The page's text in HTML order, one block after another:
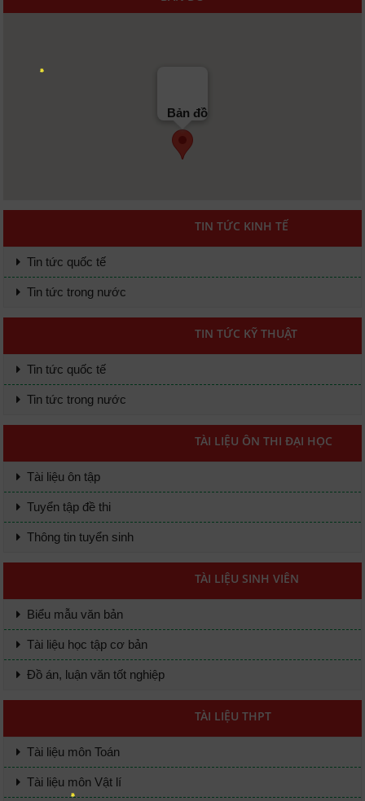
Bản đồ
TIN TỨC KINH TẾ
Tin tức quốc tế
Tin tức trong nước
TIN TỨC KỸ THUẬT
Tin tức quốc tế
Tin tức trong nước
TÀI LIỆU ÔN THI ĐẠI HỌC
Tài liệu ôn tập
Tuyển tập đề thi
Thông tin tuyển sinh
TÀI LIỆU SINH VIÊN
Biểu mẫu văn bản
Tài liệu học tập cơ bản
Đồ án, luận văn tốt nghiệp
TÀI LIỆU THPT
Tài liệu môn Toán
Tài liệu môn Vật lí